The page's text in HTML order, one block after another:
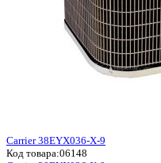
Carrier 38EYX036-X-9
Код товара:06148